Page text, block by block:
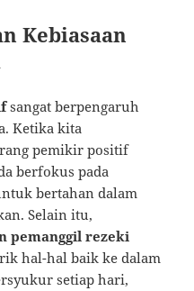
Kebiasaan
sangat berpengaruh
Ketika kita
pemikir positif
berfokus pada
bertahan dalam
Selain itu,
pemanggil rezeki
hal-hal baik ke dalam
setiap hari,